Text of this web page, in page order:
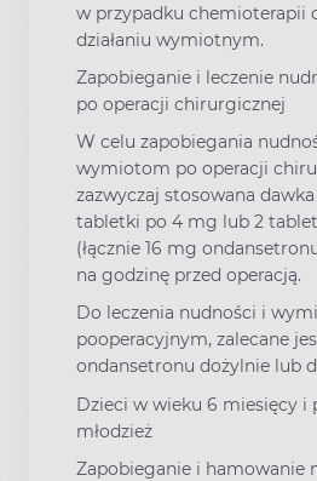
w przypadku chemioterapii
działaniu wymiotnym.
Zapobieganie i leczenie
po operacji chirurgicznej
W celu zapobiegania
wymiotom po operacji
zazwyczaj stosowana
tabletki po 4 mg lub 2
(łącznie 16 mg
na godzinę przed operacją.
Do leczenia nudności i
pooperacyjnym, zalecane
ondansetronu dożylnie lub
Dzieci w wieku 6 miesięcy i
młodzież
Zapobieganie i hamowanie